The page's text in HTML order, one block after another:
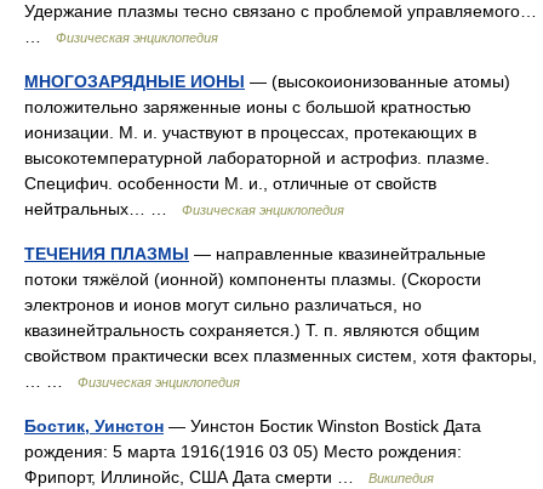
Удержание плазмы тесно связано с проблемой управляемого…
Физическая энциклопедия
МНОГОЗАРЯДНЫЕ ИОНЫ — (высокоионизованные атомы)
положительно заряженные ионы с большой кратностью
ионизации. M. и. участвуют в процессах, протекающих в
высокотемпературной лабораторной и астрофиз. плазме.
Специфич. особенности M. и., отличные от свойств
нейтральных… …
Физическая энциклопедия
ТЕЧЕНИЯ ПЛАЗМЫ — направленные квазинейтральные
потоки тяжёлой (ионной) компоненты плазмы. (Скорости
электронов и ионов могут сильно различаться, но
квазинейтральность сохраняется.) T. п. являются общим
свойством практически всех плазменных систем, хотя факторы,
Физическая энциклопедия
Бостик, Уинстон — Уинстон Бостик Winston Bostick Дата
рождения: 5 марта 1916(1916 03 05) Место рождения:
Фрипорт, Иллинойс, США Дата смерти …
Википедия